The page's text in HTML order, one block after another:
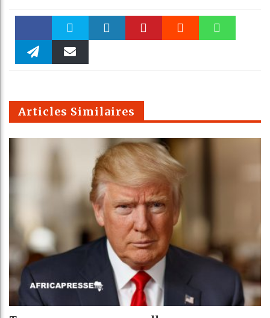
Faceboo Twitter
m
Articles Similaires